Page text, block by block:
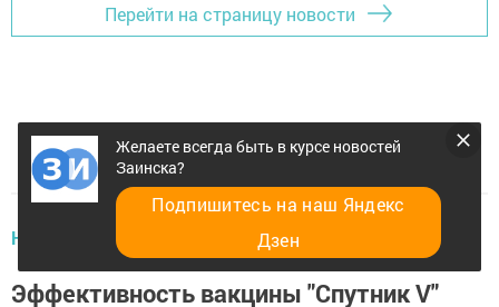
Перейти на страницу новости
НОВОСТИ
Эффективность вакцины "Спутник V"
Желаете всегда быть в курсе новостей
Заинска?
Подпишитесь на наш Яндекс
Дзен